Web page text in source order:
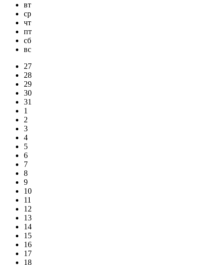
вт
ср
чт
пт
сб
вс
27
28
29
30
31
1
2
3
4
5
6
7
8
9
10
11
12
13
14
15
16
17
18